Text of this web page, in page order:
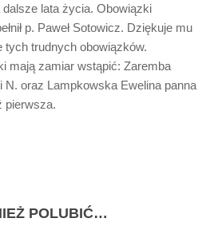
dalsze lata życia. Obowiązki
p. Paweł Sotowicz. Dziękuje mu
tych trudnych obowiązków.
mają zamiar wstąpić: Zaremba
N. oraz Lampkowska Ewelina panna
pierwsza.
POLUBIĆ…